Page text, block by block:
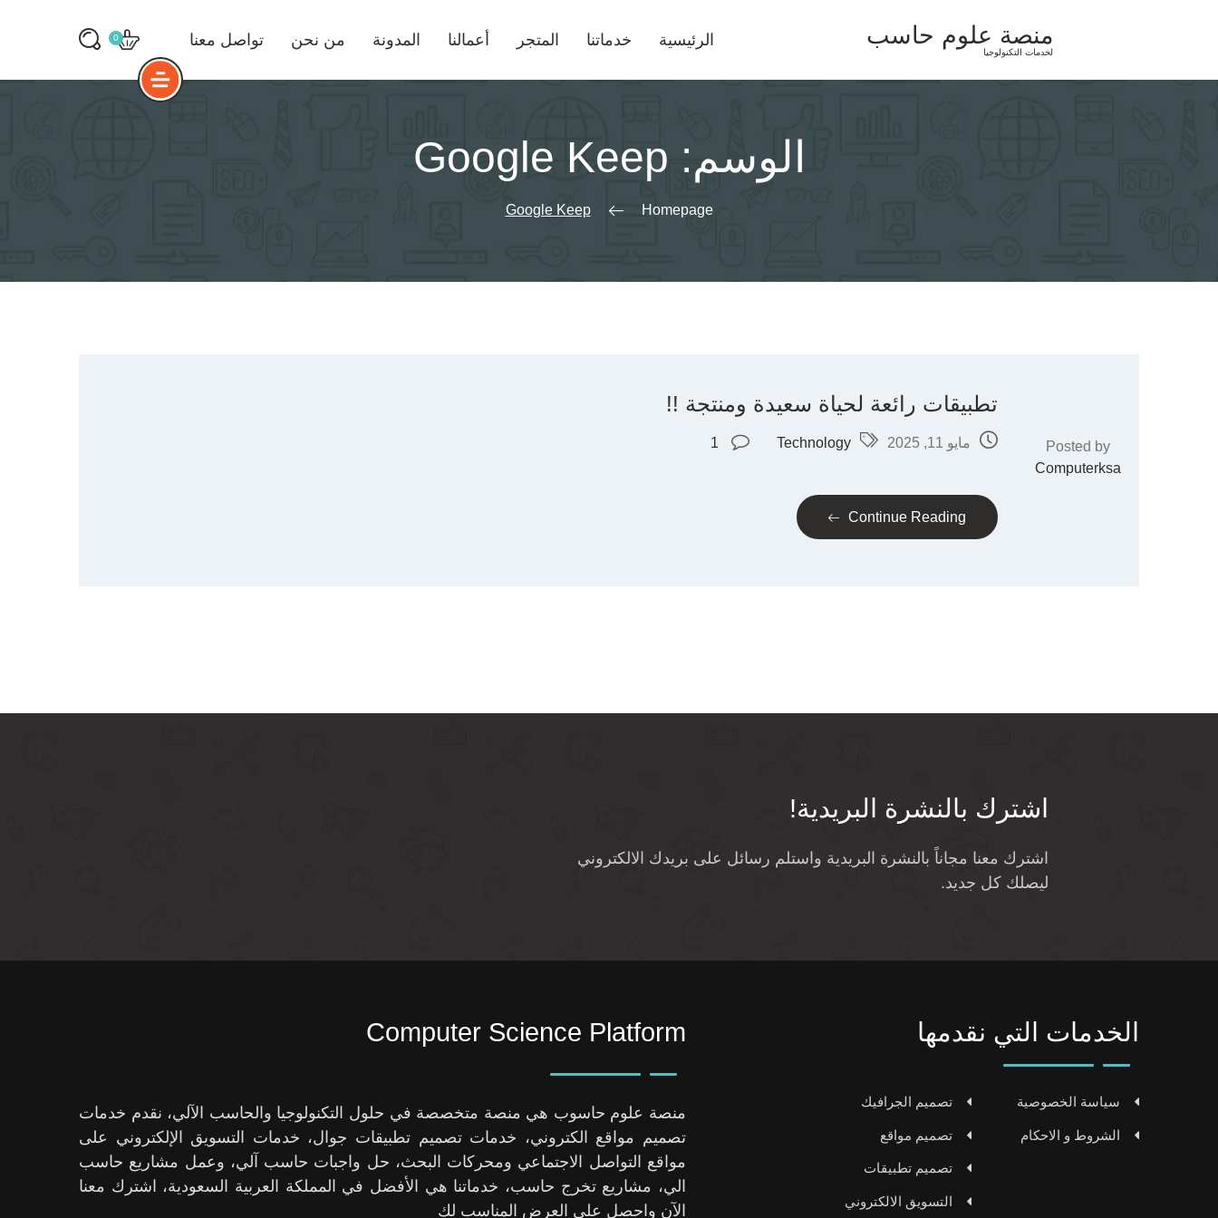
منصة علوم حاسب
لخدمات التكنولوجيا
الرئيسية خدماتنا المتجر أعمالنا المدونة من نحن تواصل معنا 0
الوسم: Google Keep
Homepage
Google Keep
Posted by
Computerksa
تطبيقات رائعة لحياة سعيدة ومنتجة !!
مايو 11, 2025 Technology
Continue Reading
اشترك بالنشرة البريدية!
اشترك معنا مجاناً بالنشرة البريدية واستلم رسائل على بريدك الالكتروني
ليصلك كل جديد.
Computer Science Platform
منصة علوم حاسوب هي منصة متخصصة في حلول التكنولوجيا والحاسب الآلي، نقدم خدمات
تصميم مواقع الكتروني، خدمات تصميم تطبيقات جوال، خدمات التسويق الإلكتروني على
مواقع التواصل الاجتماعي ومحركات البحث، حل واجبات حاسب آلي، وعمل مشاريع حاسب
الي، مشاريع تخرج حاسب، خدماتنا هي الأفضل في المملكة العربية السعودية، اشترك معنا
الآن واحصل على العرض المناسب لك
الخدمات التي نقدمها
تصميم الجرافيك
تصميم مواقع
تصميم تطبيقات
التسويق الالكتروني
سياسة الخصوصية
الشروط و الاحكام